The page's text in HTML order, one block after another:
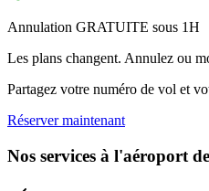
Annulation GRATUITE sous 1H
Les plans changent. Annulez ou
Partagez votre numéro de vol et
Réserver maintenant
Nos services à l'aéroport